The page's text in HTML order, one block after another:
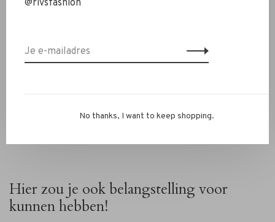
Twijfel je nog over je maat? Neem contact op met ons
RIVS-team via de chat ofinfo@rivs.nl. We helpen je graag
Hier zou je ook belangstelling voor
kunnen hebben!
@rivsfashion
No thanks, I want to keep shopping.